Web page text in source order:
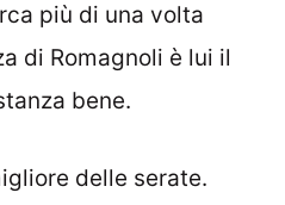
più di una volta
di Romagnoli è lui il
bene.
delle serate.